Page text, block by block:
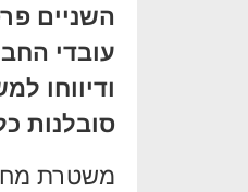
השניים
עובדי
ודיווחו
סובלנות